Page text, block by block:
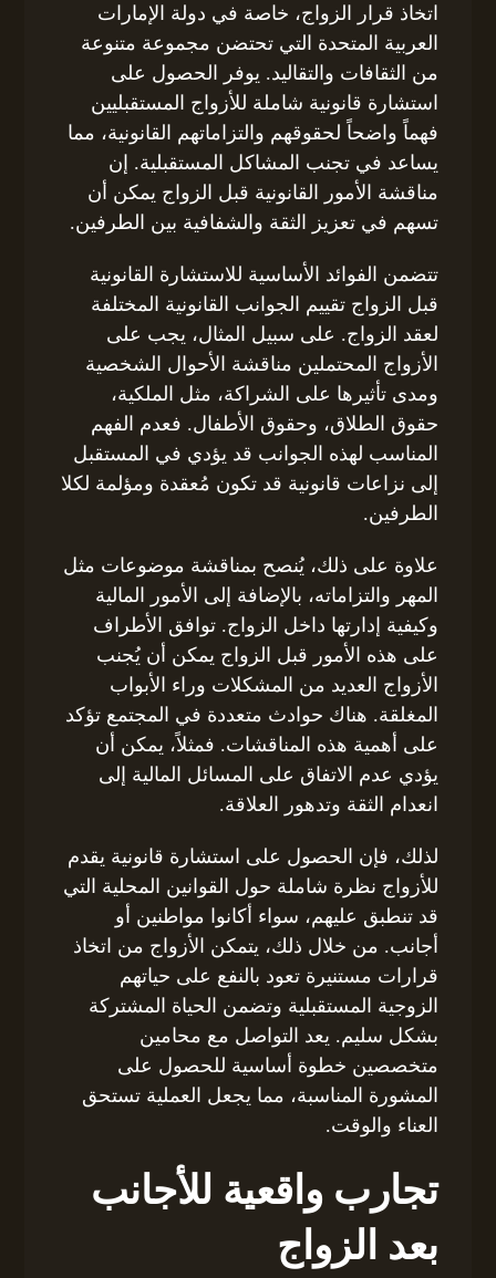
اتخاذ قرار الزواج، خاصة في دولة الإمارات
العربية المتحدة التي تحتضن مجموعة متنوعة
من الثقافات والتقاليد. يوفر الحصول على
استشارة قانونية شاملة للأزواج المستقبليين
فهماً واضحاً لحقوقهم والتزاماتهم القانونية، مما
يساعد في تجنب المشاكل المستقبلية. إن
مناقشة الأمور القانونية قبل الزواج يمكن أن
تسهم في تعزيز الثقة والشفافية بين الطرفين.
تتضمن الفوائد الأساسية للاستشارة القانونية
قبل الزواج تقييم الجوانب القانونية المختلفة
لعقد الزواج. على سبيل المثال، يجب على
الأزواج المحتملين مناقشة الأحوال الشخصية
ومدى تأثيرها على الشراكة، مثل الملكية،
حقوق الطلاق، وحقوق الأطفال. فعدم الفهم
المناسب لهذه الجوانب قد يؤدي في المستقبل
إلى نزاعات قانونية قد تكون مُعقدة ومؤلمة لكلا
الطرفين.
علاوة على ذلك، يُنصح بمناقشة موضوعات مثل
المهر والتزاماته، بالإضافة إلى الأمور المالية
وكيفية إدارتها داخل الزواج. توافق الأطراف
على هذه الأمور قبل الزواج يمكن أن يُجنب
الأزواج العديد من المشكلات وراء الأبواب
المغلقة. هناك حوادث متعددة في المجتمع تؤكد
على أهمية هذه المناقشات. فمثلاً، يمكن أن
يؤدي عدم الاتفاق على المسائل المالية إلى
انعدام الثقة وتدهور العلاقة.
لذلك، فإن الحصول على استشارة قانونية يقدم
للأزواج نظرة شاملة حول القوانين المحلية التي
قد تنطبق عليهم، سواء أكانوا مواطنين أو
أجانب. من خلال ذلك، يتمكن الأزواج من اتخاذ
قرارات مستنيرة تعود بالنفع على حياتهم
الزوجية المستقبلية وتضمن الحياة المشتركة
بشكل سليم. يعد التواصل مع محامين
متخصصين خطوة أساسية للحصول على
المشورة المناسبة، مما يجعل العملية تستحق
العناء والوقت.
تجارب واقعية للأجانب
بعد الزواج